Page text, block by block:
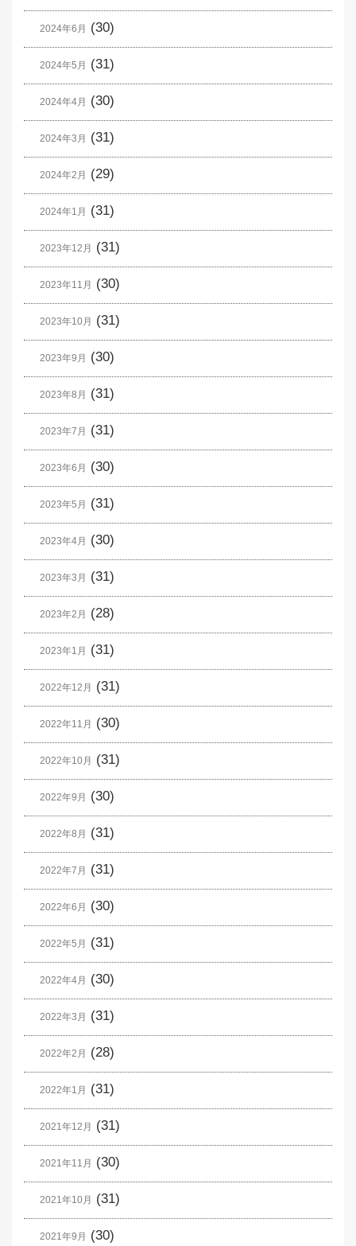
2024年6月 (30)
2024年5月 (31)
2024年4月 (30)
2024年3月 (31)
2024年2月 (29)
2024年1月 (31)
2023年12月 (31)
2023年11月 (30)
2023年10月 (31)
2023年9月 (30)
2023年8月 (31)
2023年7月 (31)
2023年6月 (30)
2023年5月 (31)
2023年4月 (30)
2023年3月 (31)
2023年2月 (28)
2023年1月 (31)
2022年12月 (31)
2022年11月 (30)
2022年10月 (31)
2022年9月 (30)
2022年8月 (31)
2022年7月 (31)
2022年6月 (30)
2022年5月 (31)
2022年4月 (30)
2022年3月 (31)
2022年2月 (28)
2022年1月 (31)
2021年12月 (31)
2021年11月 (30)
2021年10月 (31)
2021年9月 (30)